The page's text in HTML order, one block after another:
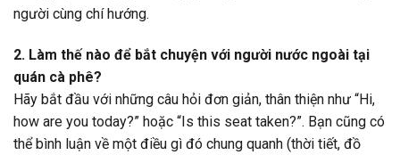
người cùng chí hướng.
2. Làm thế nào để bắt chuyện với người nước ngoài tại
quán cà phê?
Hãy bắt đầu với những câu hỏi đơn giản, thân thiện như “Hi,
how are you today?” hoặc “Is this seat taken?”. Bạn cũng có
thể bình luận về một điều gì đó chung quanh (thời tiết, đồ